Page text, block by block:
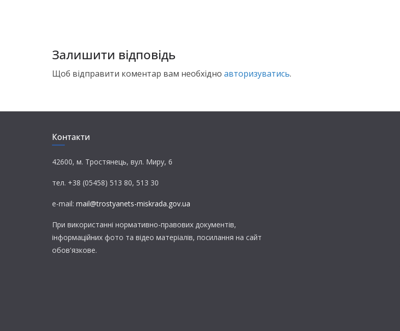
Залишити відповідь
Щоб відправити коментар вам необхідно авторизуватись.
Контакти
42600, м. Тростянець, вул. Миру, 6
тел. +38 (05458) 513 80, 513 30
e-mail: mail@trostyanets-miskrada.gov.ua
При використанні нормативно-правових документів,
інформаційних фото та відео матеріалів, посилання на сайт
обов'язкове.